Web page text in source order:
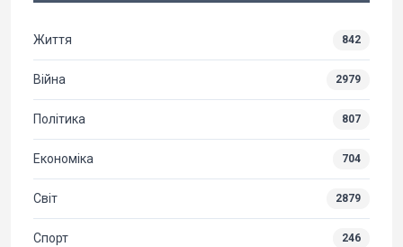
Життя 842
Війна 2979
Політика 807
Економіка 704
Світ 2879
Спорт 246